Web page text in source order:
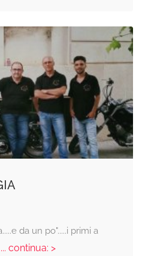
da un po".....i primi a
... continua: >